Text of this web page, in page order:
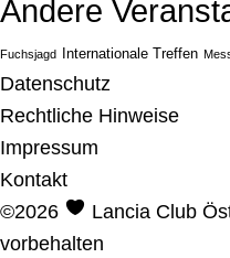
Andere
Fuchsjagd Internationale Treffen
Datenschutz
Rechtliche Hinweise
Impressum
Kontakt
©2026
Lancia Club
vorbehalten